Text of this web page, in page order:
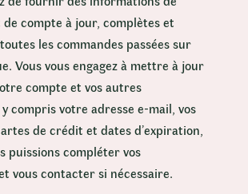
compte à jour, complètes et
les commandes passées sur
Vous vous engagez à mettre à jour
compte et vos autres
compris votre adresse e-mail, vos
de crédit et dates d’expiration,
puissions compléter vos
vous contacter si nécessaire.